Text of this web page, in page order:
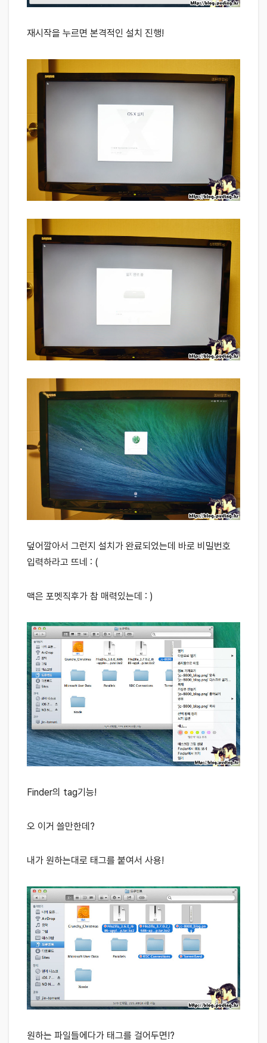
재시작을 누르면 본격적인 설치 진행!
덮어깔아서 그런지 설치가 완료되었는데 바로 비밀번호
입력하라고 뜨네 : (
맥은 포멧직후가 참 매력있는데 : )
Finder의 tag기능!
오 이거 쓸만한데?
내가 원하는대로 태그를 붙여서 사용!
원하는 파일들에다가 태그를 걸어두면!?